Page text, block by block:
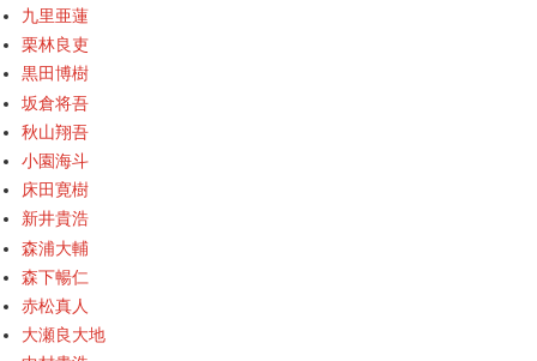
九里亜蓮
栗林良吏
黒田博樹
坂倉将吾
秋山翔吾
小園海斗
床田寛樹
新井貴浩
森浦大輔
森下暢仁
赤松真人
大瀬良大地